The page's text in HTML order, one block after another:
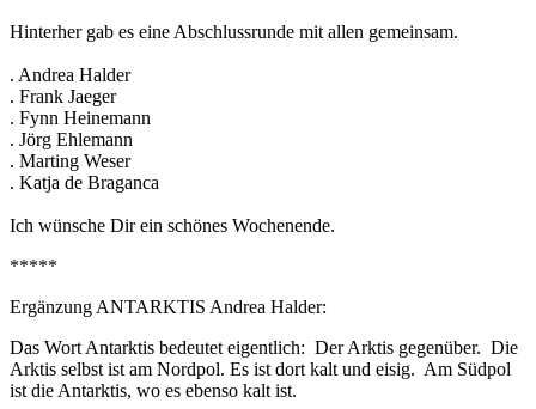
Hinterher gab es eine Abschlussrunde mit allen gemeinsam.
. Andrea Halder
. Frank Jaeger
. Fynn Heinemann
. Jörg Ehlemann
. Marting Weser
. Katja de Braganca
Ich wünsche Dir ein schönes Wochenende.
*****
Ergänzung ANTARKTIS Andrea Halder:
Das Wort Antarktis bedeutet eigentlich: Der Arktis gegenüber. Die
Arktis selbst ist am Nordpol. Es ist dort kalt und eisig. Am Südpol
ist die Antarktis, wo es ebenso kalt ist.